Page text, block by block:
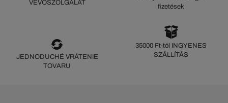
VEVŐSZOLGÁLAT
fizetések
JEDNODUCHÉ VRÁTENIE
TOVARU
35000 Ft-tól INGYENES
SZÁLLÍTÁS